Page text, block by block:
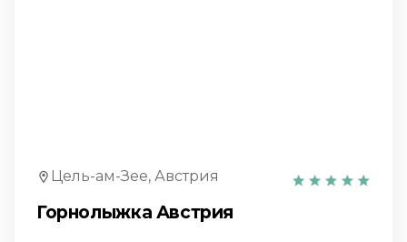
Цель-ам-Зее, Австрия
Горнолыжка Австрия